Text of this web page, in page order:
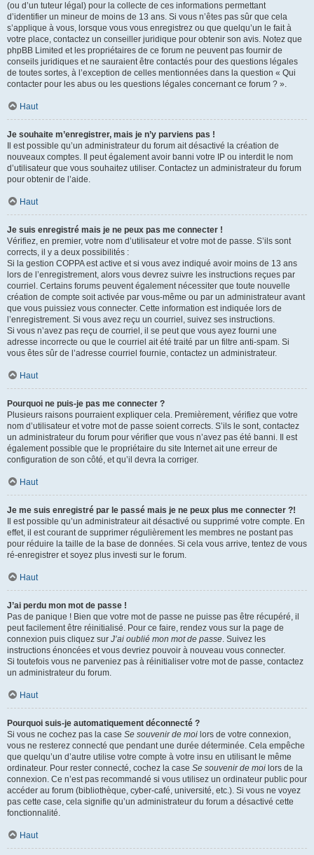
(ou d’un tuteur légal) pour la collecte de ces informations permettant
d’identifier un mineur de moins de 13 ans. Si vous n’êtes pas sûr que cela
s’applique à vous, lorsque vous vous enregistrez ou que quelqu’un le fait à
votre place, contactez un conseiller juridique pour obtenir son avis. Notez que
phpBB Limited et les propriétaires de ce forum ne peuvent pas fournir de
conseils juridiques et ne sauraient être contactés pour des questions légales
de toutes sortes, à l’exception de celles mentionnées dans la question « Qui
contacter pour les abus ou les questions légales concernant ce forum ? ».
Haut
Je souhaite m’enregistrer, mais je n’y parviens pas !
Il est possible qu’un administrateur du forum ait désactivé la création de
nouveaux comptes. Il peut également avoir banni votre IP ou interdit le nom
d’utilisateur que vous souhaitez utiliser. Contactez un administrateur du forum
pour obtenir de l’aide.
Haut
Je suis enregistré mais je ne peux pas me connecter !
Vérifiez, en premier, votre nom d’utilisateur et votre mot de passe. S’ils sont
corrects, il y a deux possibilités :
Si la gestion COPPA est active et si vous avez indiqué avoir moins de 13 ans
lors de l’enregistrement, alors vous devrez suivre les instructions reçues par
courriel. Certains forums peuvent également nécessiter que toute nouvelle
création de compte soit activée par vous-même ou par un administrateur avant
que vous puissiez vous connecter. Cette information est indiquée lors de
l’enregistrement. Si vous avez reçu un courriel, suivez ses instructions.
Si vous n’avez pas reçu de courriel, il se peut que vous ayez fourni une
adresse incorrecte ou que le courriel ait été traité par un filtre anti-spam. Si
vous êtes sûr de l’adresse courriel fournie, contactez un administrateur.
Haut
Pourquoi ne puis-je pas me connecter ?
Plusieurs raisons pourraient expliquer cela. Premièrement, vérifiez que votre
nom d’utilisateur et votre mot de passe soient corrects. S’ils le sont, contactez
un administrateur du forum pour vérifier que vous n’avez pas été banni. Il est
également possible que le propriétaire du site Internet ait une erreur de
configuration de son côté, et qu’il devra la corriger.
Haut
Je me suis enregistré par le passé mais je ne peux plus me connecter ?!
Il est possible qu’un administrateur ait désactivé ou supprimé votre compte. En
effet, il est courant de supprimer régulièrement les membres ne postant pas
pour réduire la taille de la base de données. Si cela vous arrive, tentez de vous
ré-enregistrer et soyez plus investi sur le forum.
Haut
J’ai perdu mon mot de passe !
Pas de panique ! Bien que votre mot de passe ne puisse pas être récupéré, il
peut facilement être réinitialisé. Pour ce faire, rendez vous sur la page de
connexion puis cliquez sur J’ai oublié mon mot de passe. Suivez les
instructions énoncées et vous devriez pouvoir à nouveau vous connecter.
Si toutefois vous ne parveniez pas à réinitialiser votre mot de passe, contactez
un administrateur du forum.
Haut
Pourquoi suis-je automatiquement déconnecté ?
Si vous ne cochez pas la case Se souvenir de moi lors de votre connexion,
vous ne resterez connecté que pendant une durée déterminée. Cela empêche
que quelqu’un d’autre utilise votre compte à votre insu en utilisant le même
ordinateur. Pour rester connecté, cochez la case Se souvenir de moi lors de la
connexion. Ce n’est pas recommandé si vous utilisez un ordinateur public pour
accéder au forum (bibliothèque, cyber-café, université, etc.). Si vous ne voyez
pas cette case, cela signifie qu’un administrateur du forum a désactivé cette
fonctionnalité.
Haut